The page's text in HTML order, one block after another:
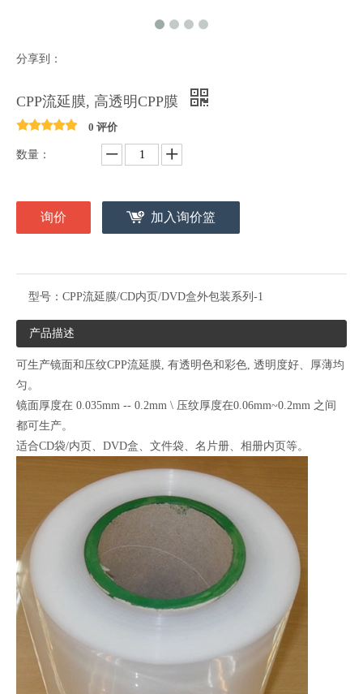
分享到：
CPP流延膜, 高透明CPP膜
0 评价
数量：
询价 加入询价篮
型号： CPP流延膜/CD内页/DVD盒外包装系列-1
产品描述
可生产镜面和压纹CPP流延膜, 有透明色和彩色, 透明度好、厚薄均
匀。
镜面厚度在 0.035mm -- 0.2mm \ 压纹厚度在0.06mm~0.2mm 之间
都可生产。
适合CD袋/内页、DVD盒、文件袋、名片册、相册内页等。